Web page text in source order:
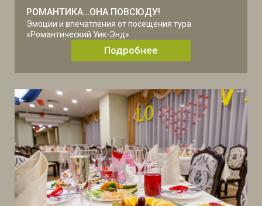
РОМАНТИКА…ОНА ПОВСЮДУ!
Эмоции и впечатления от посещения тура
«Романтический Уик-Энд»
Подробнее